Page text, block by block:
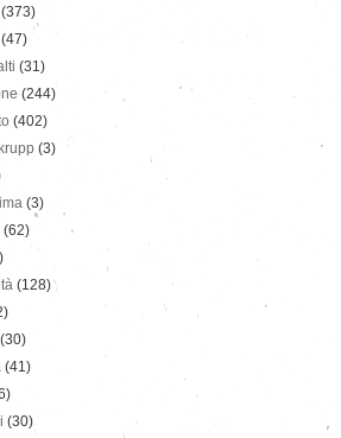
(373)
(47)
(31)
(244)
(402)
(3)
(3)
(62)
(128)
(30)
(41)
(30)